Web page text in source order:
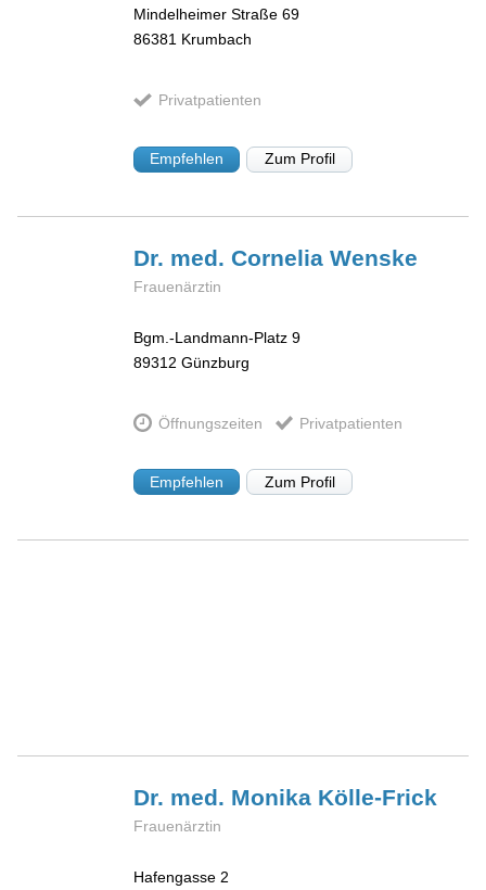
Mindelheimer Straße 69
86381 Krumbach
Privatpatienten
Empfehlen Zum Profil
Dr. med. CorneliaWenske
Frauenärztin
Bgm.-Landmann-Platz 9
89312 Günzburg
Öffnungszeiten Privatpatienten
Empfehlen Zum Profil
Dr. med. Monika Kölle-Frick
Frauenärztin
Hafengasse 2